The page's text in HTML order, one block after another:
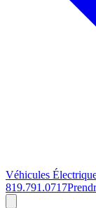
Véhicules
819.791.0717